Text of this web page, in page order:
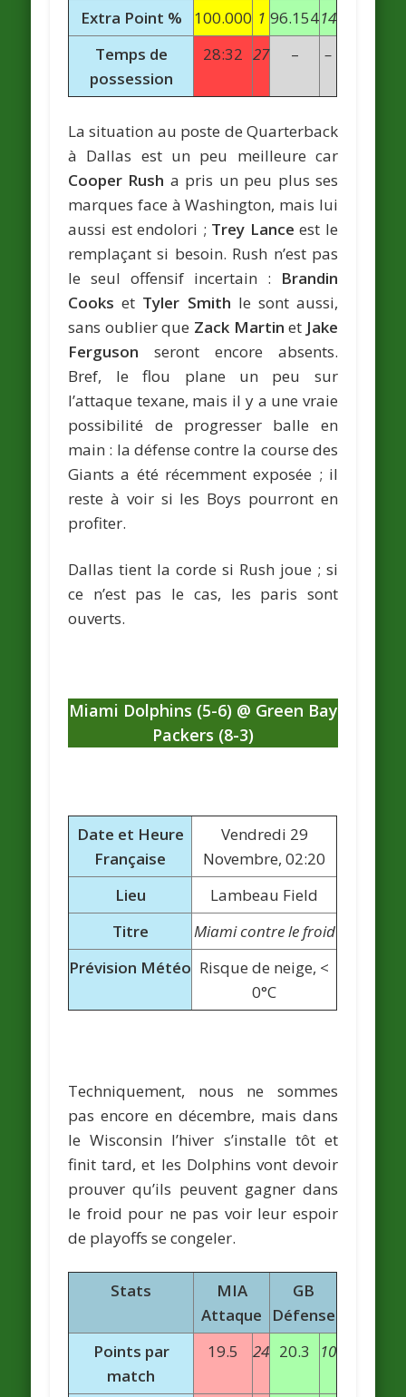
Extra Point %
100.000 1 96.15414
Temps de
possession
28:32 27 – –
La situation au poste de Quarterback
à Dallas est un peu meilleure car
Cooper Rush a pris un peu plus ses
marques face à Washington, mais lui
aussi est endolori ; Trey Lance est le
remplaçant si besoin. Rush n’est pas
le seul offensif incertain : Brandin
Cooks et Tyler Smith le sont aussi,
sans oublier que Zack Martin et Jake
Ferguson seront encore absents.
Bref, le flou plane un peu sur
l’attaque texane, mais il y a une vraie
possibilité de progresser balle en
main : la défense contre la course des
Giants a été récemment exposée ; il
reste à voir si les Boys pourront en
profiter.
Dallas tient la corde si Rush joue ; si
ce n’est pas le cas, les paris sont
ouverts.
Miami Dolphins (5-6) @ Green Bay
Packers (8-3)
Date et Heure
Française
Vendredi 29
Novembre, 02:20
Lieu
Lambeau Field
Titre
Miami contre le froid
Prévision Météo Risque de neige, <
0°C
Techniquement, nous ne sommes
pas encore en décembre, mais dans
le Wisconsin l’hiver s’installe tôt et
finit tard, et les Dolphins vont devoir
prouver qu’ils peuvent gagner dans
le froid pour ne pas voir leur espoir
de playoffs se congeler.
Stats
MIA
Attaque
GB
Défense
Points par
match
19.5 24 20.3 10